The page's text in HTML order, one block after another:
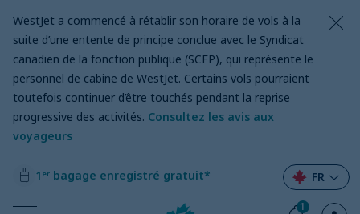
WestJet a commencé à rétablir son horaire de vols à la
suite d’une entente de principe conclue avec le Syndicat
canadien de la fonction publique (SCFP), qui représente le
personnel de cabine de WestJet. Certains vols pourraient
toutefois continuer d’être touchés pendant la reprise
progressive des activités. Consultez les avis aux
voyageurs
1ᵉʳ bagage enregistré gratuit* FR
1